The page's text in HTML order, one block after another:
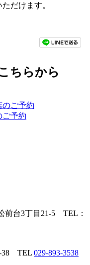
だけます。
ちらから
前台3丁目21-5 TEL：
38 TEL 029-893-3538